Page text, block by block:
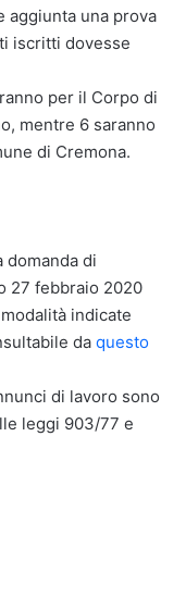
aggiunta una prova
iscritti dovesse
per il Corpo di
mentre 6 saranno
di Cremona.
di
27 febbraio 2020
indicate
da questo
di lavoro sono
leggi 903/77 e